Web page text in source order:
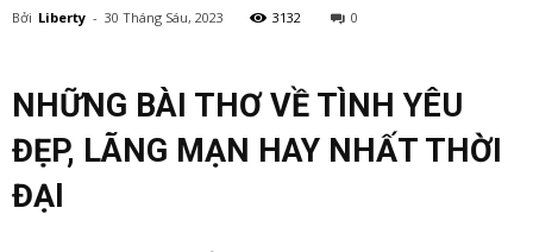
Bởi Liberty - 30 Tháng Sáu, 2023 3132 0
NHỮNG BÀI THƠ VỀ TÌNH YÊU
ĐẸP, LÃNG MẠN HAY NHẤT THỜI
ĐẠI